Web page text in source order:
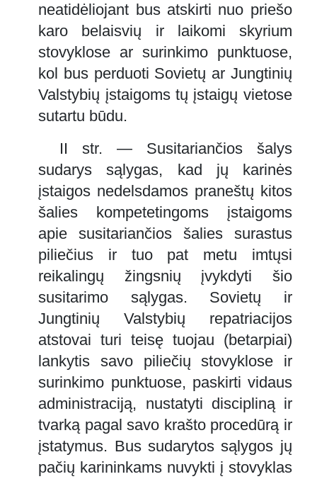
neatidėliojant bus atskirti nuo priešo
karo belaisvių ir laikomi skyrium
stovyklose ar surinkimo punktuose,
kol bus perduoti Sovietų ar Jungtinių
Valstybių įstaigoms tų įstaigų vietose
sutartu būdu.
II str. — Susitariančios šalys
sudarys sąlygas, kad jų karinės
įstaigos nedelsdamos praneštų kitos
šalies kompetetingoms įstaigoms
apie susitariančios šalies surastus
piliečius ir tuo pat metu imtųsi
reikalingų žingsnių įvykdyti šio
susitarimo sąlygas. Sovietų ir
Jungtinių Valstybių repatriacijos
atstovai turi teisę tuojau (betarpiai)
lankytis savo piliečių stovyklose ir
surinkimo punktuose, paskirti vidaus
administraciją, nustatyti discipliną ir
tvarką pagal savo krašto procedūrą ir
įstatymus. Bus sudarytos sąlygos jų
pačių karininkams nuvykti į stovyklas